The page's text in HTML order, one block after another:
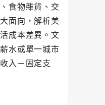
食物雜貨、交
面向，解析美
成本差異。文
水或單一城市
入－固定支